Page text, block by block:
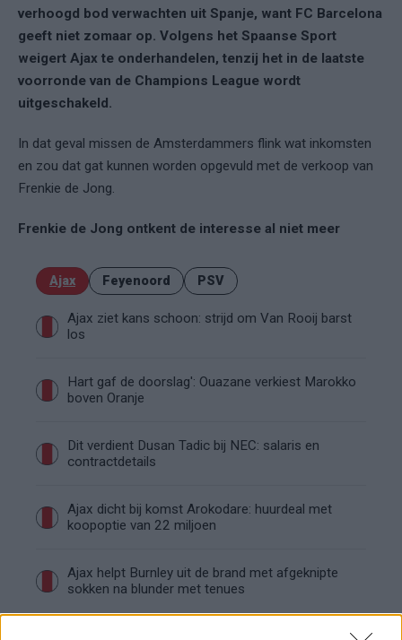
verhoogd bod verwachten uit Spanje, want FC Barcelona
geeft niet zomaar op. Volgens het Spaanse Sport
weigert Ajax te onderhandelen, tenzij het in de laatste
voorronde van de Champions League wordt
uitgeschakeld.
In dat geval missen de Amsterdammers flink wat inkomsten
en zou dat gat kunnen worden opgevuld met de verkoop van
Frenkie de Jong.
Frenkie de Jong ontkent de interesse al niet meer
Ajax Feyenoord PSV
Ajax ziet kans schoon: strijd om Van Rooij barst
los
Hart gaf de doorslag': Ouazane verkiest Marokko
boven Oranje
Dit verdient Dusan Tadic bij NEC: salaris en
contractdetails
Ajax dicht bij komst Arokodare: huurdeal met
koopoptie van 22 miljoen
Ajax helpt Burnley uit de brand met afgeknipte
sokken na blunder met tenues